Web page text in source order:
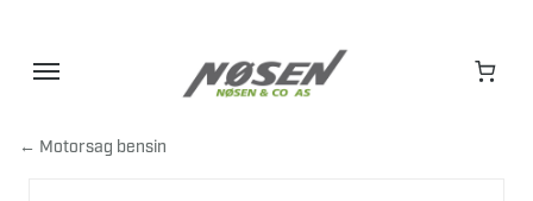
← Motorsag bensin